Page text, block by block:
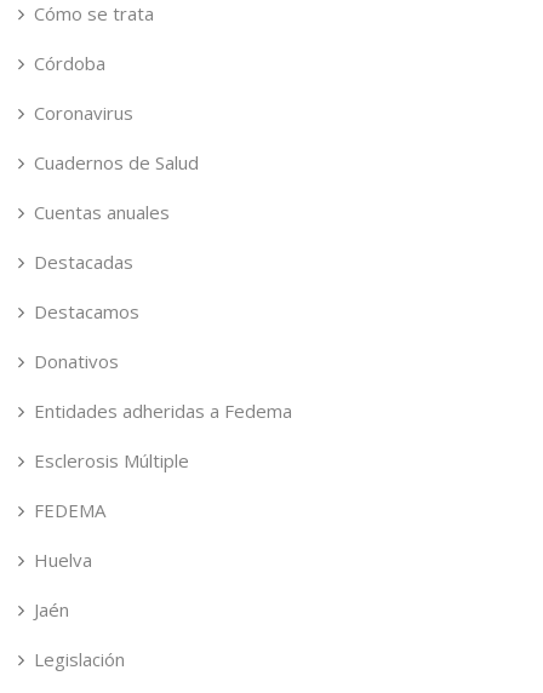
Cómo se trata
Córdoba
Coronavirus
Cuadernos de Salud
Cuentas anuales
Destacadas
Destacamos
Donativos
Entidades adheridas a Fedema
Esclerosis Múltiple
FEDEMA
Huelva
Jaén
Legislación